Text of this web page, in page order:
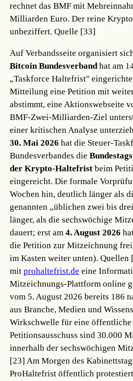
rechnet das BMF mit
Milliarden Euro. Der reine
unbeziffert.Quelle [33]
Auf Verbandsseite organisiert
Bitcoin Bundesverband hat am
„Taskforce Haltefrist"
Mitteilung eine Petition mit
abstimmt, eine Aktionswebseite
BMF-Zwei-Milliarden-Ziel
einer kritischen Analyse
30. Mai 2026 hat die Steuer-
Bundesverbandes die
der Krypto-Haltefrist beim
eingereicht. Die formale
Wochen hin, deutlich länger als
genannten „üblichen zwei bis
länger, als die sechswöchige
dauert; erst am4. August 2026
die Petition zur Mitzeichnung
im Kasten weiter unten).Quellen
mitprohaltefrist.de eine
Mitzeichnungs-Plattform online
vom 5. August 2026 bereits 186
aus Branche, Medien und
Wirkschwelle für eine öffentliche
Petitionsausschuss sind 30.000
innerhalb der sechswöchigen
[23] Am Morgen des
ProHaltefrist öffentlich